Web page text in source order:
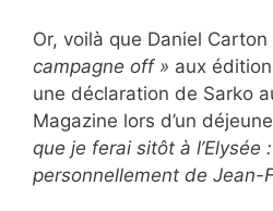
Or, voilà que Daniel
campagne off » aux
une déclaration de Sarko
Magazine lors d’un
que je ferai sitôt à l’Elysée
personnellement de Jean-